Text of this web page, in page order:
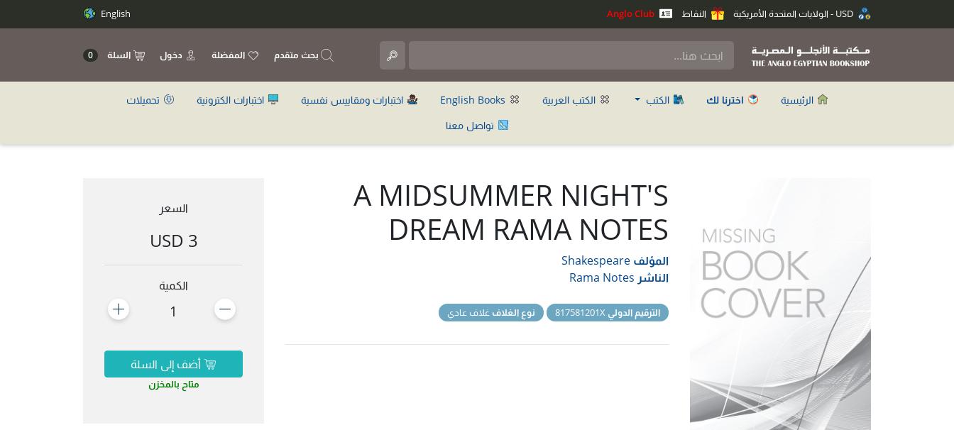
النقاط English
بحث متقدم المفضلة دخول السلة 0
الرئيسية اخترنا لك الكتب الكتب العربية اختبارات ومقاييس نفسية اختبارات الكترونية
تحميلات
تواصل معنا
A MIDSUMMER NIGHT'S
DREAM RAMA NOTES
المؤلف Shakespeare
الناشر Rama Notes
الترقيم الدولي نوع الغلاف غلاف عادي
السعر
3 USD
الكمية
1
أضف إلى السلة
متاح بالمخزن